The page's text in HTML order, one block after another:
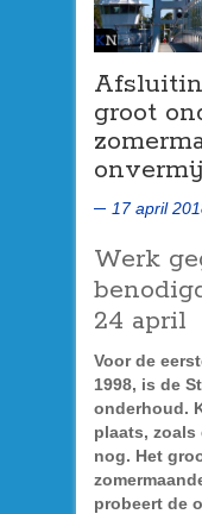
groot
17 april
Werk
24 april
Voor de
1998, is de
onderhoud.
plaats, zoals
nog. Het
probeert de